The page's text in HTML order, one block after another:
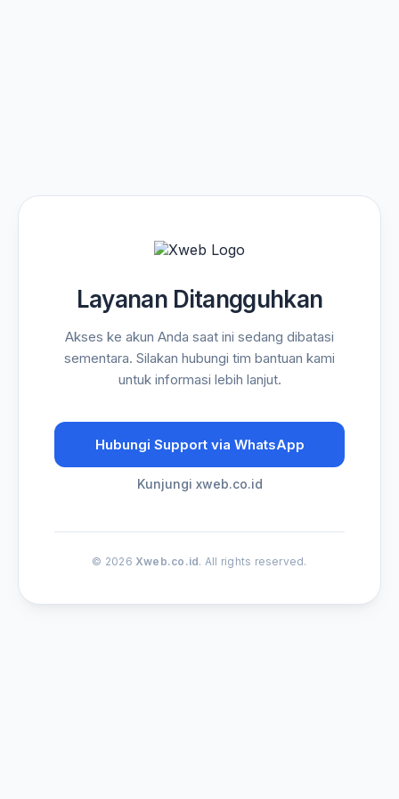
Layanan Ditangguhkan
Akses ke akun Anda saat ini sedang dibatasi
sementara. Silakan hubungi tim bantuan kami
untuk informasi lebih lanjut.
Hubungi Support via WhatsApp
Kunjungi xweb.co.id
© 2026 Xweb.co.id. All rights reserved.